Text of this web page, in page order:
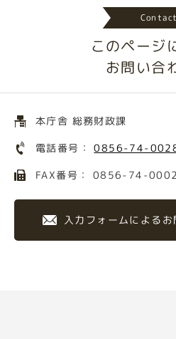
Contact
このページ
お問い合
本庁舎 総務財政課
電話番号：0856-74-
FAX番号： 0856-74-0002
入力フォームによるお